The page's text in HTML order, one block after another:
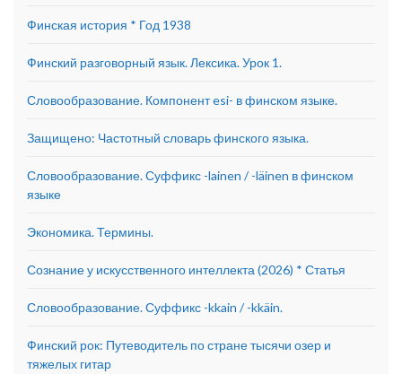
Финская история * Год 1938
Финский разговорный язык. Лексика. Урок 1.
Словообразование. Компонент esi- в финском языке.
Защищено: Частотный словарь финского языка.
Словообразование. Суффикс -lainen / -läinen в финском
языке
Экономика. Термины.
Сознание у искусственного интеллекта (2026) * Статья
Словообразование. Суффикс -kkain / -kkäin.
Финский рок: Путеводитель по стране тысячи озер и
тяжелых гитар